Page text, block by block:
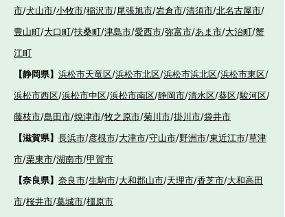
市/犬山市/小牧市/稲沢市/尾張旭市/岩倉市/清須市/北名古屋市/
豊山町/大口町/扶桑町/津島市/愛西市/弥富市/あま市/大治町/蟹
江町
【静岡県】 浜松市天竜区/浜松市北区/浜松市浜北区/浜松市東区/
浜松市西区/浜松市中区/浜松市南区/静岡市/清水区/葵区/駿河区/
藤枝市/島田市/焼津市/牧之原市/菊川市/掛川市/袋井市
【滋賀県】 長浜市/彦根市/大津市/守山市/野洲市/東近江市/草津
市/栗東市/湖南市/甲賀市
【奈良県】 奈良市/生駒市/大和郡山市/天理市/香芝市/大和高田
市/桜井市/葛城市/橿原市